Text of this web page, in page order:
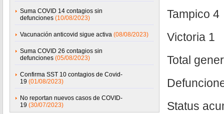
Suma COVID 14 contagios sin
defunciones (10/08/2023)
Vacunación anticovid sigue activa (08/08/2023)
Suma COVID 26 contagios sin
defunciones (05/08/2023)
Confirma SST 10 contagios de Covid-
19 (01/08/2023)
No reportan nuevos casos de COVID-
19 (30/07/2023)
Tampico 4
Victoria 1
Total
Status